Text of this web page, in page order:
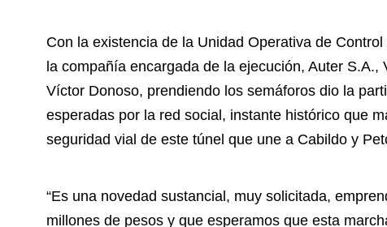
Con la existencia de la Unidad Operativa de
la compañía encargada de la ejecución, Auter
Víctor Donoso, prendiendo los semáforos dio la
esperadas por la red social, instante histórico que
seguridad vial de este túnel que une a Cabildo y
“Es una novedad sustancial, muy solicitada,
millones de pesos y que esperamos que esta